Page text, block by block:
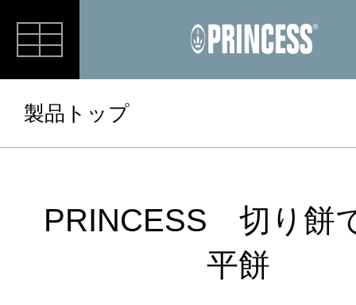
RECIPE
製品トップ
PRINCESS 切り餅
平餅